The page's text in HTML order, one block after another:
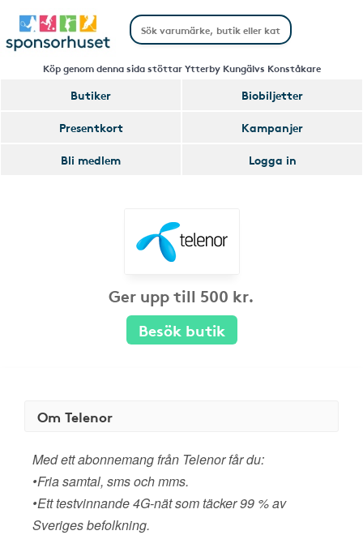
Köp genom denna sida stöttar Ytterby Kungälvs Konståkare
Butiker
Biobiljetter
Presentkort
Kampanjer
Bli medlem
Logga in
Ger upp till 500 kr.
Besök butik
Om Telenor
Med ett abonnemang från Telenor får du:
•Fria samtal, sms och mms.
•Ett testvinnande 4G-nät som täcker 99 % av
Sveriges befolkning.